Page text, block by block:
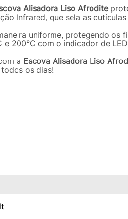
Alisadora Liso Afrodite
Infrared, que sela as
uniforme, protegendo os
200°C com o indicador de
a Escova Alisadora Liso
os dias!